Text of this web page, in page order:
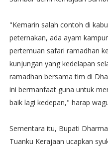
"Kemarin salah contoh di
peternakan, ada ayam
pertemuan safari ramadhan
kunjungan yang kedelapan
ramadhan bersama tim di
ini bermanfaat guna untuk
baik lagi kedepan," harap
Sementara itu, Bupati
Tuanku Kerajaan ucapkan